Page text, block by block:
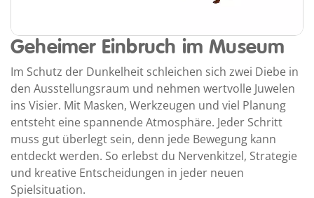
Geheimer Einbruch im Museum
Im Schutz der Dunkelheit schleichen sich zwei Diebe in
den Ausstellungsraum und nehmen wertvolle Juwelen
ins Visier. Mit Masken, Werkzeugen und viel Planung
entsteht eine spannende Atmosphäre. Jeder Schritt
muss gut überlegt sein, denn jede Bewegung kann
entdeckt werden. So erlebst du Nervenkitzel, Strategie
und kreative Entscheidungen in jeder neuen
Spielsituation.